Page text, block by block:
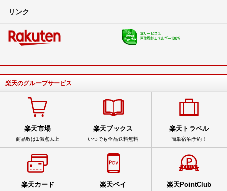
リンク
楽天のグループサービス
楽天市場
商品数は1億点以上
楽天ブックス
いつでも全品送料無料
楽天トラベル
簡単宿泊予約！
楽天カード 楽天ペイ 楽天PointClub